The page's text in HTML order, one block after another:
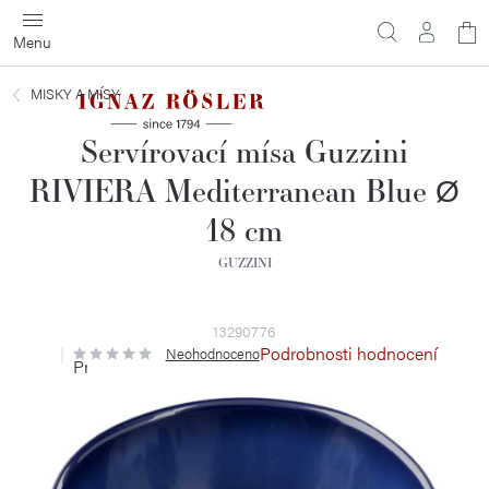
Přejít
na
obsah
MISKY A MÍSY
Servírovací mísa Guzzini
RIVIERA Mediterranean Blue Ø
18 cm
GUZZINI
13290776
Průměrné
hodnocení
5
hvězdiček.
NeohodnocenoPodrobnosti hodnocení